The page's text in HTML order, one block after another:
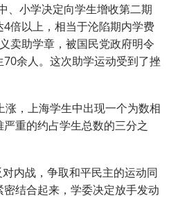
、小学决定向学生增收第二期
倍以上，相当于沦陷期内学费
卖助学章，被国民党政府明令
余人。这次助学运动受到了挫
涨，上海学生中出现一个为数相
重的约占学生总数的三分之
内战，争取和平民主的运动同
结合起来，学委决定放手发动